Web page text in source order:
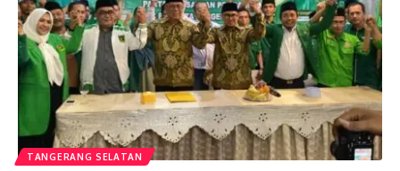
TANGERANG SELATAN